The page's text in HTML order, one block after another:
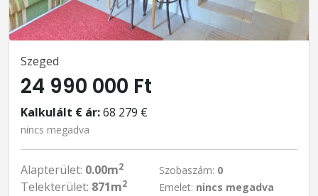
Szeged
24 990 000 Ft
Kalkulált € ár:68 279 €
nincs megadva
Alapterület: 0.00m2
Telekterület: 871m2
Szobaszám: 0
Emelet: nincs megadva